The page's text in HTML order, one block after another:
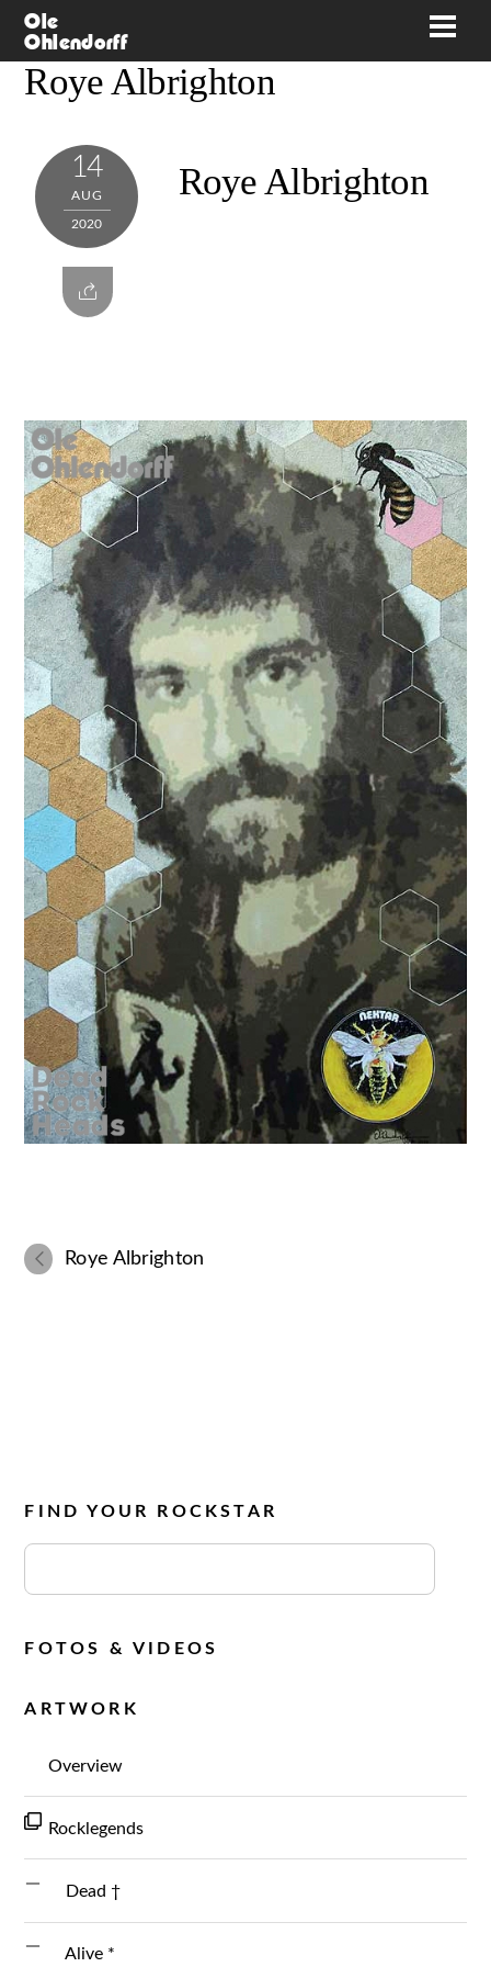
Skip
content
Ole
Ohlendorff
Roye Albrighton
14
AUG
2020
Roye Albrighton
Roye Albrighton
FIND YOUR ROCKSTAR
FOTOS & VIDEOS
ARTWORK
Overview
Rocklegends
Dead †
Alive *